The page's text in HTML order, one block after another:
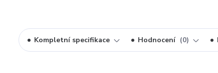
Kompletní specifikace Hodnocení 0